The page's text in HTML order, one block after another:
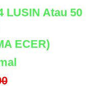
LUSIN Atau 50
ECER)